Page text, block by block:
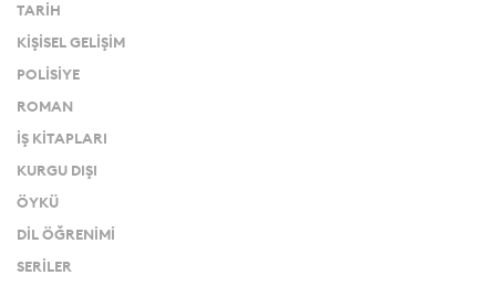
TARİH
KİŞİSEL GELİŞİM
POLİSİYE
ROMAN
İŞ KİTAPLARI
KURGU DIŞI
ÖYKÜ
DİL ÖĞRENİMİ
SERİLER